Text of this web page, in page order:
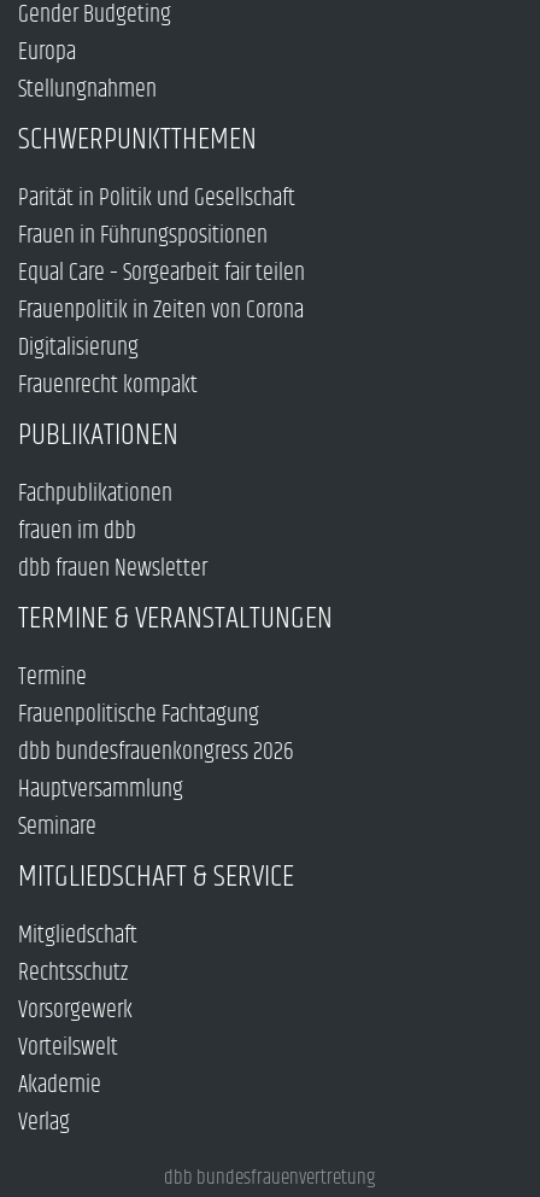
Gender Budgeting
Europa
Stellungnahmen
SCHWERPUNKTTHEMEN
Parität in Politik und Gesellschaft
Frauen in Führungspositionen
Equal Care – Sorgearbeit fair teilen
Frauenpolitik in Zeiten von Corona
Digitalisierung
Frauenrecht kompakt
PUBLIKATIONEN
Fachpublikationen
frauen im dbb
dbb frauen Newsletter
TERMINE & VERANSTALTUNGEN
Termine
Frauenpolitische Fachtagung
dbb bundesfrauenkongress 2026
Hauptversammlung
Seminare
MITGLIEDSCHAFT & SERVICE
Mitgliedschaft
Rechtsschutz
Vorsorgewerk
Vorteilswelt
Akademie
Verlag
dbb bundesfrauenvertretung